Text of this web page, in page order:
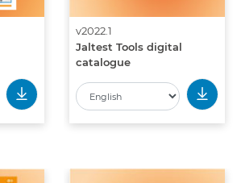
v2022.1
Jaltest Tools digital
catalogue